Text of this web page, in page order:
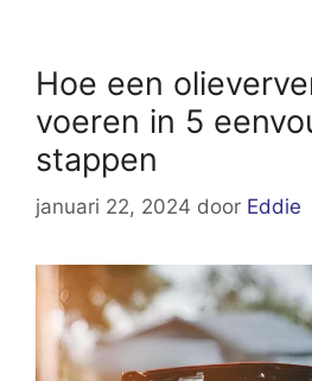
Hoe een
voeren in 5
stappen
januari 22, 2024 door Eddie